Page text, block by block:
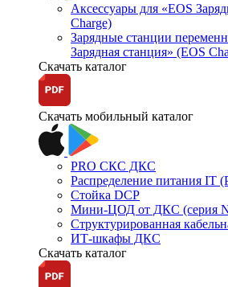
Аксессуары для «EOS
Charge)
Зарядные станции
Зарядная станция» (EOS
Скачать каталог
Скачать мобильный каталог
PRO СКС ДКС
Распределение питания IT
Стойка DCP
Мини-ЦОД от ДКС (серия
Структурированная
ИТ-шкафы ДКС
Скачать каталог